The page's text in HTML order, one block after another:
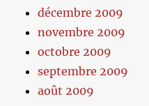
décembre 2009
novembre 2009
octobre 2009
septembre 2009
août 2009